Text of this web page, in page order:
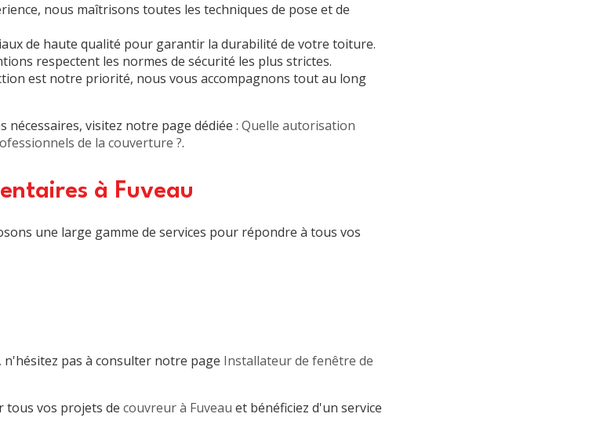
nous maîtrisons toutes les techniques de pose et de
de haute qualité pour garantir la durabilité de votre toiture.
respectent les normes de sécurité les plus strictes.
est notre priorité, nous vous accompagnons tout au long
visitez notre page dédiée : Quelle autorisation
de la couverture ?.
à Fuveau
une large gamme de services pour répondre à tous vos
pas à consulter notre page Installateur de fenêtre de
tous vos projets de couvreur à Fuveau et bénéficiez d'un service